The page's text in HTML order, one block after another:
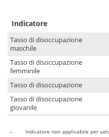
Indicatore
Tasso di disoccupazione
maschile
Tasso di disoccupazione
femminile
Tasso di disoccupazione
Tasso di disoccupazione
giovanile
-
Indicatore non applicabile per